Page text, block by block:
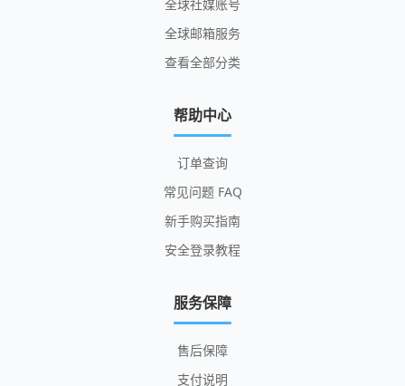
全球社媒账号
全球邮箱服务
查看全部分类
帮助中心
订单查询
常见问题 FAQ
新手购买指南
安全登录教程
服务保障
售后保障
支付说明